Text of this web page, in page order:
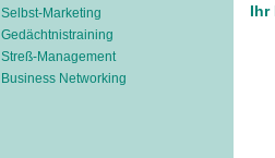
Selbst-Marketing
Gedächtnistraining
Streß-Management
Business Networking
Ihr